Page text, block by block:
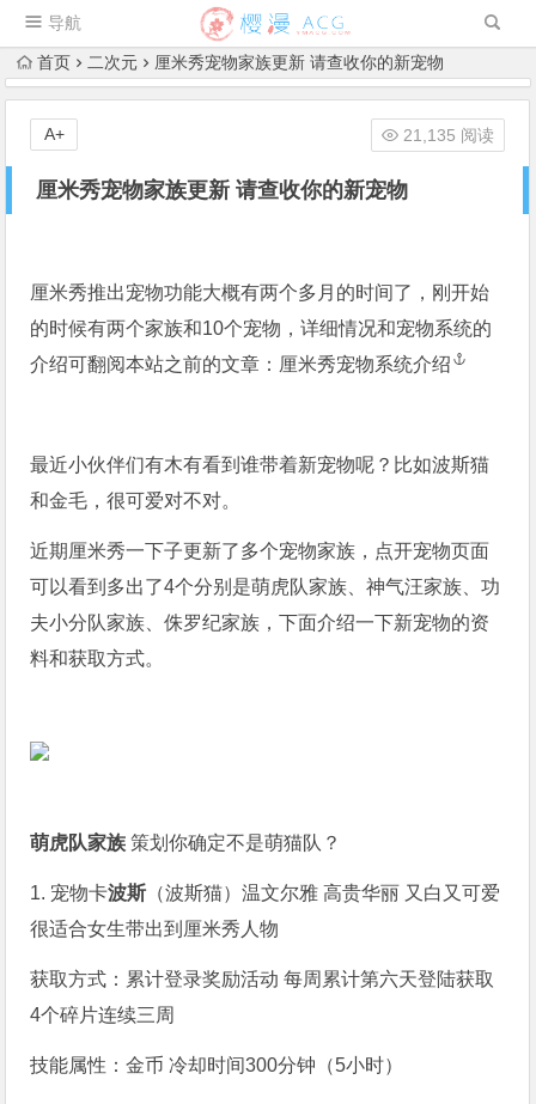
导航
首页 二次元 厘米秀宠物家族更新 请查收你的新宠物
厘米秀宠物家族更新 请查收你的新宠物
21,135 阅读
A+
厘米秀推出宠物功能大概有两个多月的时间了，刚开始
的时候有两个家族和10个宠物，详细情况和宠物系统的
介绍可翻阅本站之前的文章： 厘米秀宠物系统介绍
最近小伙伴们有木有看到谁带着新宠物呢？比如波斯猫
和金毛，很可爱对不对。
近期厘米秀一下子更新了多个宠物家族，点开宠物页面
可以看到多出了4个分别是萌虎队家族、神气汪家族、功
夫小分队家族、侏罗纪家族，下面介绍一下新宠物的资
料和获取方式。
萌虎队家族 策划你确定不是萌猫队？
1. 宠物卡波斯 （波斯猫）温文尔雅 高贵华丽 又白又可爱
很适合女生带出到厘米秀人物
获取方式：累计登录奖励活动 每周累计第六天登陆获取
4个碎片连续三周
技能属性：金币 冷却时间300分钟（5小时）